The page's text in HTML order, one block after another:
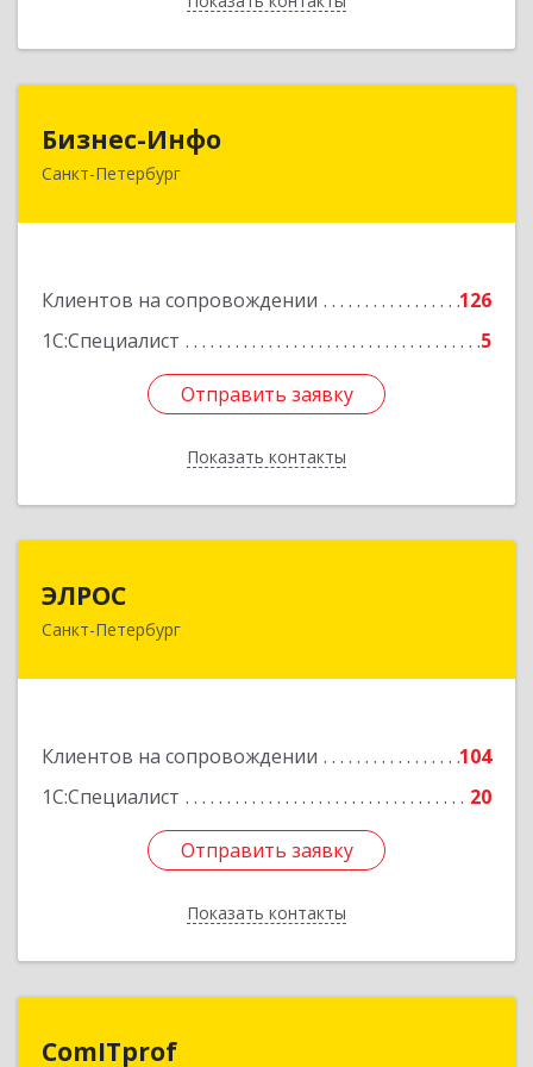
Бизнес-Инфо
Санкт-Петербург
Клиентов на сопровождении
126
1С:Специалист
5
Отправить заявку
Показать контакты
191119, Санкт-Петербург г, Константина
Подробнее
Отправить заявку
Назад
ЭЛРОС
Санкт-Петербург
Клиентов на сопровождении
104
1С:Специалист
20
Отправить заявку
Показать контакты
191024, Санкт-Петербург г, Тележная ул, дом №
Отправить заявку
Назад
ComITprof